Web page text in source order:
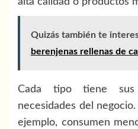
Quizás también te
berenjenas rellenas de
Cada tipo tiene sus
necesidades del
ejemplo, consumen